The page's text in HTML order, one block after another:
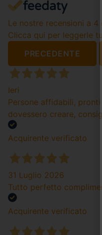
Le nostre recensioni a 4
Clicca qui per leggerle
PRECEDENTE
Ieri
Persone affidabili,
dovessero creare,
Acquirente verificato
31 Luglio 2026
Tutto perfetto
Acquirente verificato